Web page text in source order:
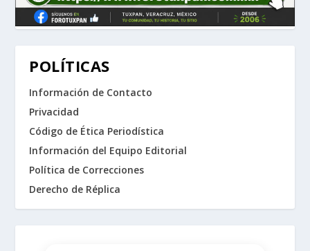
POLÍTICAS
Información de Contacto
Privacidad
Código de Ética Periodística
Información del Equipo Editorial
Política de Correcciones
Derecho de Réplica